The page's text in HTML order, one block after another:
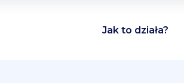
Jak to działa?